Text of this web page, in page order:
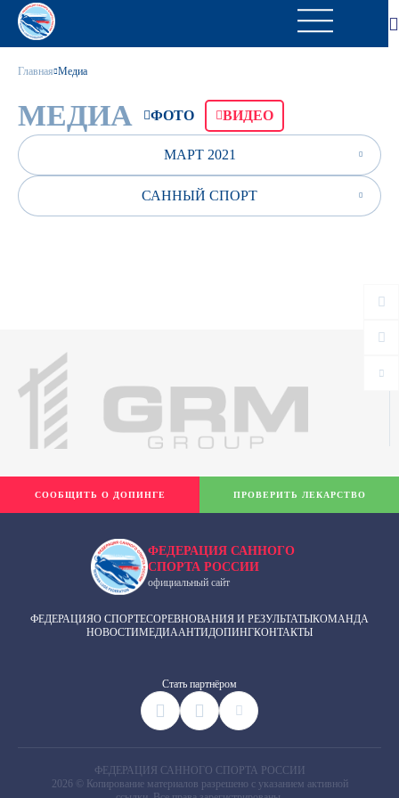
Главная Медиа
МЕДИА ФОТО ВИДЕО
МАРТ 2021
САННЫЙ СПОРТ
ФЕДЕРАЦИЯ САННОГО
СПОРТА РОССИИ
официальный сайт
ФЕДЕРАЦИЯО СПОРТЕСОРЕВНОВАНИЯ И РЕЗУЛЬТАТЫКОМАНДА
НОВОСТИМЕДИААНТИДОПИНГКОНТАКТЫ
Cтать партнёром
СООБЩИТЬ О ДОПИНГЕ ПРОВЕРИТЬ ЛЕКАРСТВО
ФЕДЕРАЦИЯ САННОГО СПОРТА РОССИИ
2026 © Копирование материалов разрешено с указанием активной